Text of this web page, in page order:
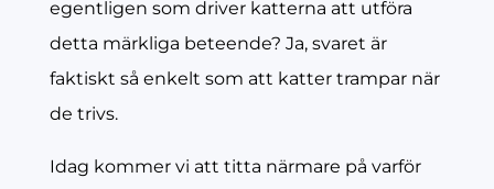
egentligen som driver katterna att utföra
detta märkliga beteende? Ja, svaret är
faktiskt så enkelt som att katter trampar när
de trivs.
Idag kommer vi att titta närmare på varför